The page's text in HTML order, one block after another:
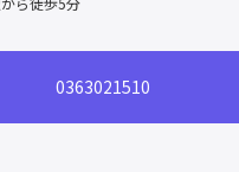
0363021510